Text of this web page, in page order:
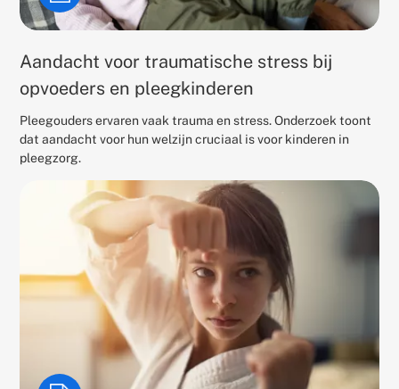
Aandacht voor traumatische stress bij
opvoeders en pleegkinderen
Pleegouders ervaren vaak trauma en stress. Onderzoek toont
dat aandacht voor hun welzijn cruciaal is voor kinderen in
pleegzorg.